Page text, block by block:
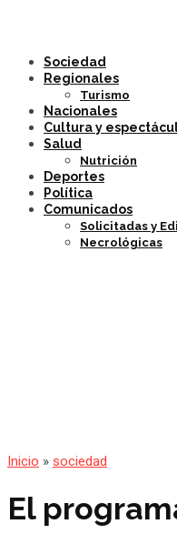
Sociedad
Regionales
Turismo
Nacionales
Cultura y
Salud
Nutrición
Deportes
Política
Comunicados
Solicitadas y
Necrológicas
Inicio » sociedad
El